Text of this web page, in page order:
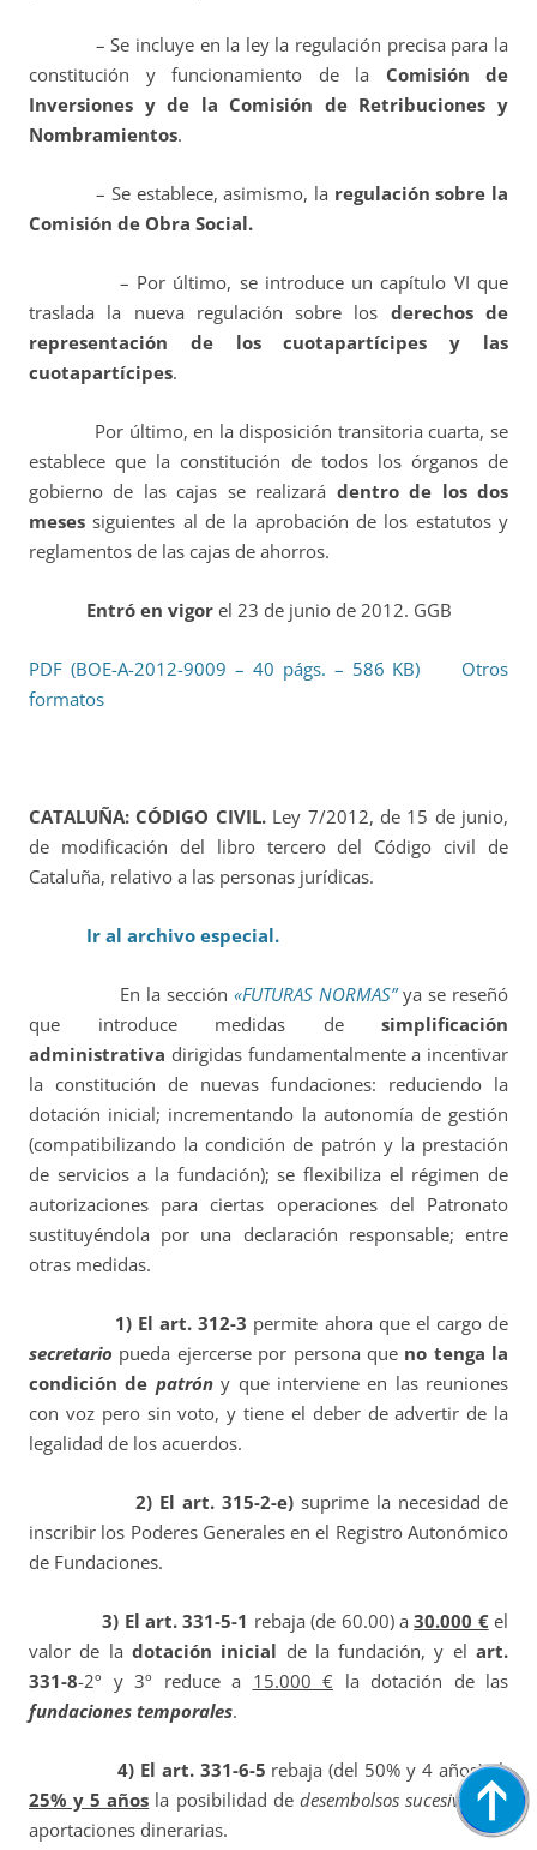
– Se incluye en la ley la regulación precisa para la
constitución y funcionamiento de la Comisión de
Inversiones y de la Comisión de Retribuciones y
Nombramientos.
– Se establece, asimismo, la regulación sobre la
Comisión de Obra Social.
– Por último, se introduce un capítulo VI que
traslada la nueva regulación sobre los derechos de
representación de los cuotapartícipes y las
cuotapartícipes.
Por último, en la disposición transitoria cuarta, se
establece que la constitución de todos los órganos de
gobierno de las cajas se realizará dentro de los dos
meses siguientes al de la aprobación de los estatutos y
reglamentos de las cajas de ahorros.
Entró en vigor el 23 de junio de 2012. GGB
PDF (BOE-A-2012-9009 – 40 págs. – 586 KB)
Otros
formatos
CATALUÑA: CÓDIGO CIVIL. Ley 7/2012, de 15 de junio,
de modificación del libro tercero del Código civil de
Cataluña, relativo a las personas jurídicas.
Ir al archivo especial.
En la sección «FUTURAS NORMAS”ya se reseñó
que introduce medidas de simplificación
administrativa dirigidas fundamentalmente a incentivar
la constitución de nuevas fundaciones: reduciendo la
dotación inicial; incrementando la autonomía de gestión
(compatibilizando la condición de patrón y la prestación
de servicios a la fundación); se flexibiliza el régimen de
autorizaciones para ciertas operaciones del Patronato
sustituyéndola por una declaración responsable; entre
otras medidas.
1) El art. 312-3 permite ahora que el cargo de
secretario pueda ejercerse por persona que no tenga la
condición de patrón y que interviene en las reuniones
con voz pero sin voto, y tiene el deber de advertir de la
legalidad de los acuerdos.
2) El art. 315-2-e) suprime la necesidad de
inscribir los Poderes Generales en el Registro Autonómico
de Fundaciones.
3) El art. 331-5-1 rebaja (de 60.00) a30.000 €el
valor de la dotación inicial de la fundación, y elart.
331-8-2º y 3º reduce a 15.000 € la dotación de las
fundaciones temporales.
4) El art. 331-6-5 rebaja (del 50% y 4 años) al
25% y 5 años la posibilidad de desembolsos sucesivos de
aportaciones dinerarias.